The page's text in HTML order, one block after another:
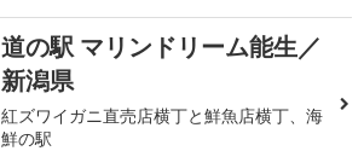
道の駅 マリンドリーム能生／
新潟県
紅ズワイガニ直売店横丁と鮮魚店横丁、海
鮮の駅